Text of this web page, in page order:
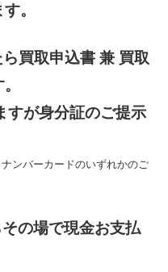
。
買取申込書 兼 買取
が身分証のご提示
ンバーカードのいずれかのご
の場で現金お支払